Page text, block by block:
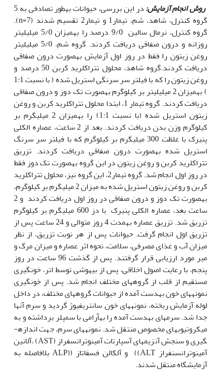
روش انجام آزمایش:
در این بررسی، حیوانات به‏طور تصادفی به 5
گروه کنترل، شاهد، شم، تیمار1 و تیمار2 تقسیم شدند (7=n).
گروه کنترل، نرمال سالین 9/0 درصد را به‏میزان 5/0 میلی‏لیتر
روزانه و درون صفاقی دریافت کردند. گروه شم، 5/0 میلی‏لیتر
روغن زیتون را فقط در روز اول آزمایش به‏صورت درون صفاقی
دریافت کردند.گروه شاهد، محلول تتراکلرید کربن 50 درصد و
روغن زیتون را که با فیلتر سر سرنگی استریل شده ( با نسبت 1:1
) به‏میزان 2 میلی‏لیتر بر کیلوگرم به‏صورت تک دوز و درون صفاقی
دریافت کردند. گروه تیمار 1، ابتدا محلول تتراکلرید کربن و روغن
زیتون استریل شده (با نسبت 1:1) را به‏میزان 2 میلی‏گرم بر
کیلوگرم وزن بدن دریافت کردند. بعد از 2 ساعت، عصاره الکلی
پنیرک با غلظت 300 میلی‏گرم بر کیلوگرم که با فیلتر سر سرنگ
استریل شده به‏صورت درون صفاقی دریافت کردند. تزریق
تتراکلرید کربن و روغن زیتون در این گروه به‏صورت تک دوز فقط
در روز اول انجام شد. گروه تیمار2، این گروه نیز، محلول تتراکلرید
کربن و روغن زیتون استریل شده به میزان 2 میلی‏گرم بر کیلوگرم،
به‏صورت تک دوز و درون صفاقی در روز اول دریافت کردند و 2
ساعت بعد، عصاره الکلی پنیرک با دز 600 میلی‏گرم بر کیلوگرم
تزریق شد. تزریق عصاره به‏مدت 4 روز متوالی و 24 ساعت پس از
تزریق اول انجام گرفت. حیوانات پس از هر نوبت تزریق، از نظر
میزان آب و غذای مصرفی، سلامت، نحوه اثر عصاره و میزان مرگ و
میر مورد ارزیابی قرار گرفتند. پس از گذشت 96 ساعت در روز
پنجم، با رعایت اصول اخلاقی، پس از بی‏هوشی توسط اتر، خون‏گیری
مستقیم از قلب از گروه­های مختلف انجام شد. پس از خونگیری
نمونه­های خون به‏دست آمده از حیوانات گروه‏های مختلف، در داخل
لوله آزمایش ریخته، نمونه­های خون سانتریفیوژ گردید و سرم آن‏ها
جدا شد. سرم­های به‏دست آمده را به‏آرامی با سمپلر برداشته و به
میکروتیوب­های مخصوص منتقل شد. نمونه­های سرم، جهت اندازه­
گیری و سنجش آنزیم­های آسپارتات آمینوترانسفراز (AST) ،آلانین
آمینوترانسنفراز ALT)) و آلکالن فسفاتاز ((ALP بلافاصله به
آزمایشگاه منتقل شدند.